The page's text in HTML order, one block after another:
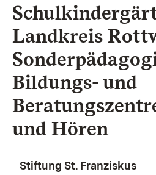
Landkreis
Bildungs- und
und Hören
Stiftung St. Franziskus